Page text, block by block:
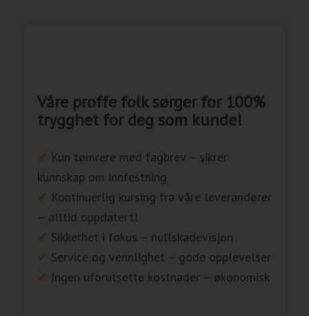
Våre proffe folk sørger for 100%
trygghet for deg som kunde!
✓ Kun tømrere med fagbrev – sikrer
kunnskap om innfestning
✓ Kontinuerlig kursing fra våre leverandører
– alltid oppdatert!
✓ Sikkerhet i fokus – nullskadevisjon
✓ Service og vennlighet – gode opplevelser
✓ Ingen uforutsette kostnader – økonomisk